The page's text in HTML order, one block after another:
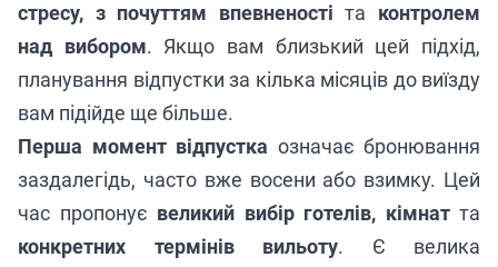
стресу, з почуттям впевненості та контролем
над вибором. Якщо вам близький цей підхід,
планування відпустки за кілька місяців до виїзду
вам підійде ще більше.
Перша момент відпустка означає бронювання
заздалегідь, часто вже восени або взимку. Цей
час пропонує великий вибір готелів, кімнатта
конкретних термінів вильоту. Є велика